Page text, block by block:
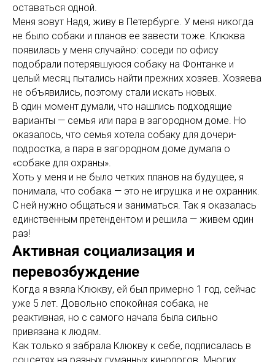
оставаться одной.
Меня зовут Надя, живу в Петербурге. У меня никогда
не было собаки и планов ее завести тоже. Клюква
появилась у меня случайно: соседи по офису
подобрали потерявшуюся собаку на Фонтанке и
целый месяц пытались найти прежних хозяев. Хозяева
не объявились, поэтому стали искать новых.
В один момент думали, что нашлись подходящие
варианты — семья или пара в загородном доме. Но
оказалось, что семья хотела собаку для дочери-
подростка, а пара в загородном доме думала о
«собаке для охраны».
Хоть у меня и не было четких планов на будущее, я
понимала, что собака — это не игрушка и не охранник.
С ней нужно общаться и заниматься. Так я оказалась
единственным претендентом и решила — живем один
раз!
Активная социализация и
перевозбуждение
Когда я взяла Клюкву, ей был примерно 1 год, сейчас
уже 5 лет. Довольно спокойная собака, не
реактивная, но с самого начала была сильно
привязана к людям.
Как только я забрала Клюкву к себе, подписалась в